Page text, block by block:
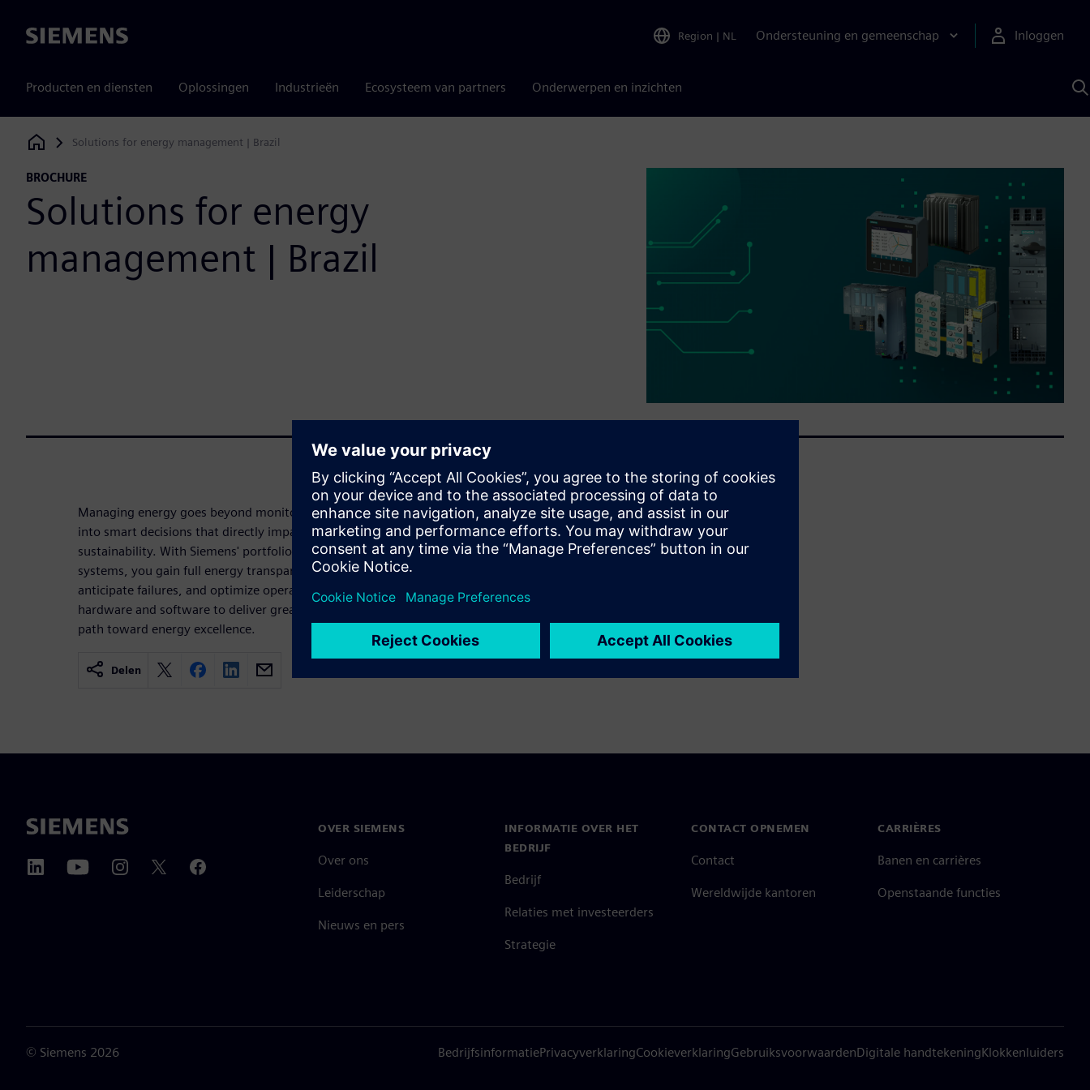
Siemens Region | NL Ondersteuning en gemeenschap Inloggen
Producten en diensten Oplossingen Industrieën Ecosysteem van partners Onderwerpen en inzichten
Siemens Digital Industries Software
Solutions for energy management | Brazil
BROCHURE
Solutions for energy
management | Brazil
Managing energy goes beyond monitoring consumption: it means turning data
into smart decisions that directly impact your operation's efficiency and
sustainability. With Siemens' portfolio of multimeters and energy management
systems, you gain full energy transparency, monitor loads in real time,
anticipate failures, and optimize operational costs. Solutions that combine
hardware and software to deliver greater visibility, more control, and a solid
path toward energy excellence.
Delen
OVER SIEMENS
Over ons
Leiderschap
Nieuws en pers
INFORMATIE OVER HET
BEDRIJF
Bedrijf
Relaties met investeerders
Strategie
CONTACT OPNEMEN
Contact
Wereldwijde kantoren
CARRIÈRES
Banen en carrières
Openstaande functies
© Siemens 2026 BedrijfsinformatiePrivacyverklaringCookieverklaringGebruiksvoorwaardenDigitale handtekeningKlokkenluiders